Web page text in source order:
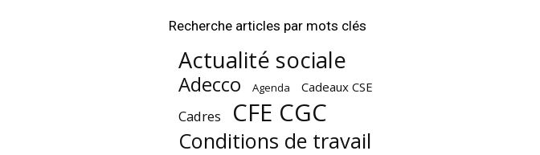
Recherche articles par mots clés
Actualité sociale
Adecco Agenda Cadeaux CSE
Cadres CFE CGC
Conditions de travail